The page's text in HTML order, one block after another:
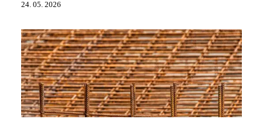
24. 05. 2026